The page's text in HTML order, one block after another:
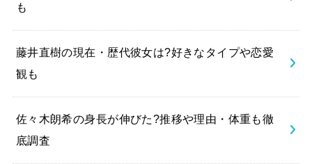
も
藤井直樹の現在・歴代彼女は?好きなタイプや恋愛
観も
佐々木朗希の身長が伸びた?推移や理由・体重も徹
底調査